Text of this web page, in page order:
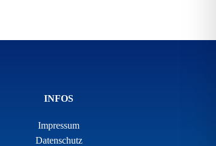
INFOS
Impressum
Datenschutz